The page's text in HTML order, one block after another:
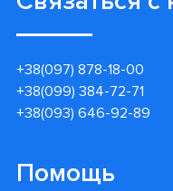
+38(097) 878-18-00
+38(099) 384-72-71
+38(093) 646-92-89
Помощь